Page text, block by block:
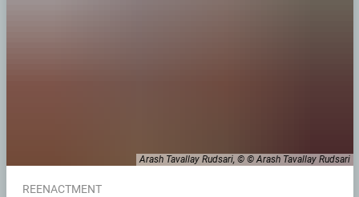
Arash Tavallay Rudsari, © © Arash Tavallay Rudsari
REENACTMENT